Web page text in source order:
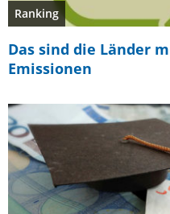
Ranking
Das sind die Länder
Emissionen